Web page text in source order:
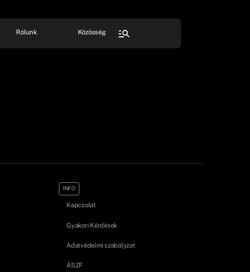
Rólunk Közösség
INFO
Kapcsolat
Gyakori Kérdések
Adatvédelmi szabályzat
ÁSZF